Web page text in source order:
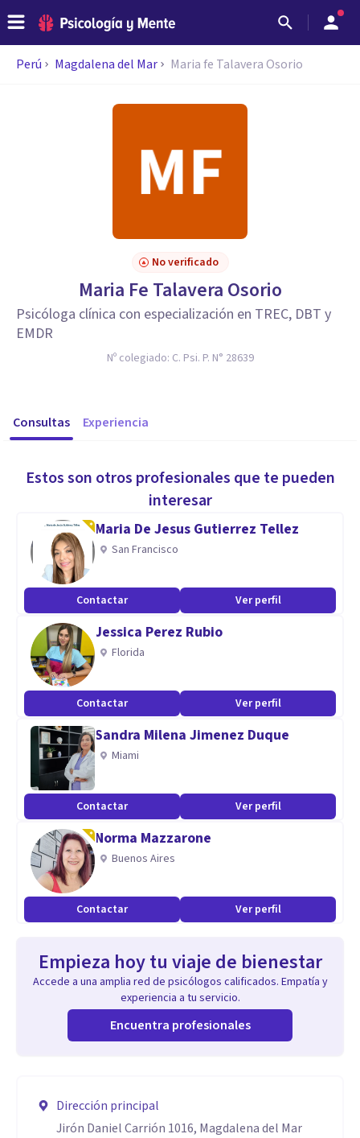
Perú Magdalena del Mar Maria fe Talavera Osorio
No verificado
Maria Fe Talavera Osorio
Psicóloga clínica con especialización en TREC, DBT y
EMDR
Nº colegiado: C. Psi. P. N° 28639
Consultas Experiencia
Estos son otros profesionales que te pueden
interesar
Maria De Jesus Gutierrez Tellez
San Francisco
Contactar Ver perfil
Jessica Perez Rubio
Florida
Contactar Ver perfil
Sandra Milena Jimenez Duque
Miami
Contactar Ver perfil
Norma Mazzarone
Buenos Aires
Contactar Ver perfil
Empieza hoy tu viaje de bienestar
Accede a una amplia red de psicólogos calificados. Empatía y
experiencia a tu servicio.
Encuentra profesionales
Dirección principal
Jirón Daniel Carrión 1016, Magdalena del Mar